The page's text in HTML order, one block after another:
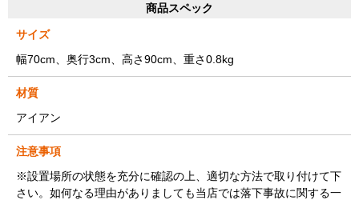
商品スペック
サイズ
幅70cm、奥行3cm、高さ90cm、重さ0.8kg
材質
アイアン
注意事項
※設置場所の状態を充分に確認の上、適切な方法で取り付けて下
さい。如何なる理由がありましても当店では落下事故に関する一